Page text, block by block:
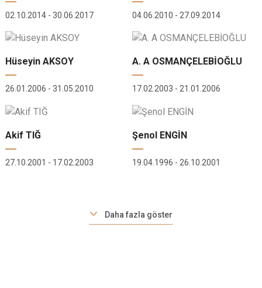
02.10.2014 - 30.06.2017 04.06.2010 - 27.09.2014
Hüseyin AKSOY
26.01.2006 - 31.05.2010
A. A OSMANÇELEBİOĞLU
17.02.2003 - 21.01.2006
Akif TIĞ
27.10.2001 - 17.02.2003
Şenol ENGİN
19.04.1996 - 26.10.2001
Daha fazla göster